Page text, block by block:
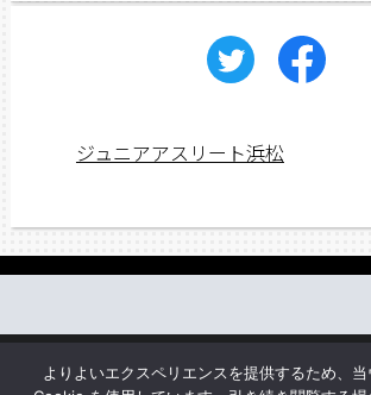
ジュニアアスリート浜松
お問い合わせ
よりよいエクスペリエンスを提供するため、